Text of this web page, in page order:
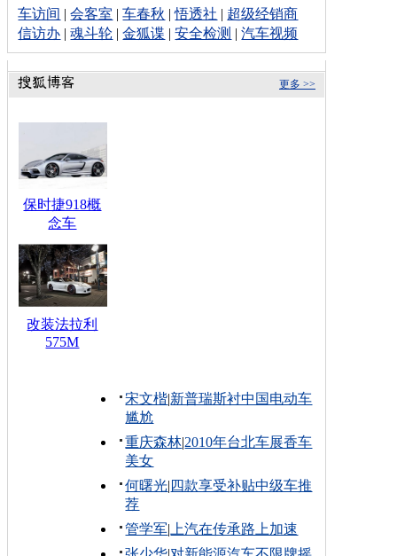
车访间 |会客室 |车春秋 |悟透社 | 超级经销商
信访办 |魂斗轮 |金狐谍 |安全检测 |汽车视频
更多 >>
保时捷918概
念车
改装法拉利
575M
宋文楷|新普瑞斯衬中国电动车
尴尬
重庆森林|2010年台北车展香车
美女
何曙光| 四款享受补贴中级车推
荐
管学军| 上汽在传承路上加速